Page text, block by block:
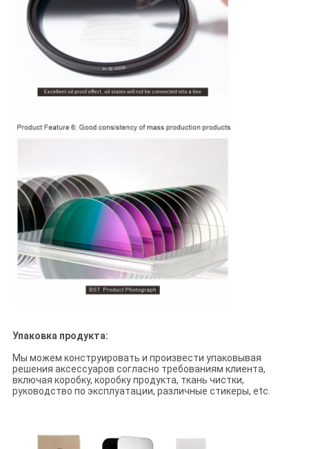
Упаковка продукта:
Мы можем конструировать и произвести упаковывая
решения аксессуаров согласно требованиям клиента,
включая коробку, коробку продукта, ткань чистки,
руководство по эксплуатации, различные стикеры, etc.